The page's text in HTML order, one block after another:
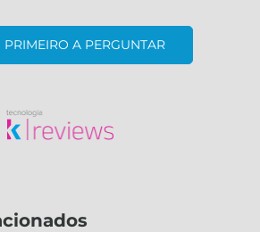
PRIMEIRO A PERGUNTAR